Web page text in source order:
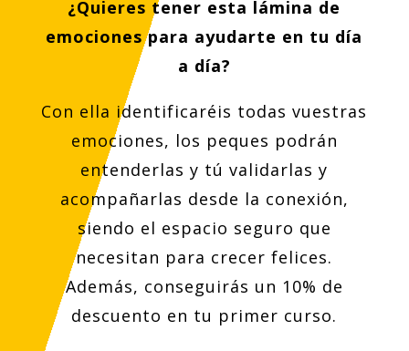
¿Quieres tener esta lámina de
emociones para ayudarte en tu día
a día?
Con ella identificaréis todas vuestras
emociones, los peques podrán
entenderlas y tú validarlas y
acompañarlas desde la conexión,
siendo el espacio seguro que
necesitan para crecer felices.
Además, conseguirás un 10% de
descuento en tu primer curso.